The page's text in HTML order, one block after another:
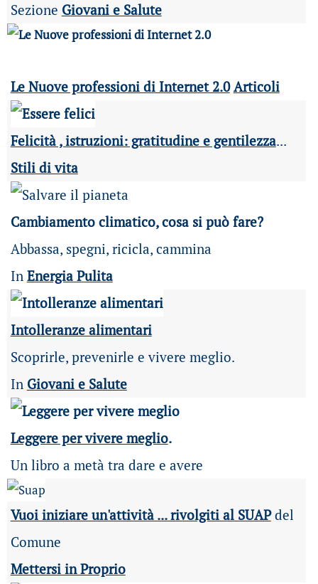
Sezione Giovani e Salute
Le Nuove professioni di Internet 2.0 Articoli
Felicità , istruzioni: gratitudine e gentilezza...
Stili di vita
Cambiamento climatico, cosa si può fare?
Abbassa, spegni, ricicla, cammina
In Energia Pulita
Intolleranze alimentari
Scoprirle, prevenirle e vivere meglio.
In Giovani e Salute
Leggere per vivere meglio.
Un libro a metà tra dare e avere
Vuoi iniziare un'attività ... rivolgiti al SUAPdel
Comune
Mettersi in Proprio